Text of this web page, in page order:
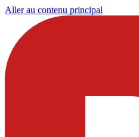
Aller au contenu principal